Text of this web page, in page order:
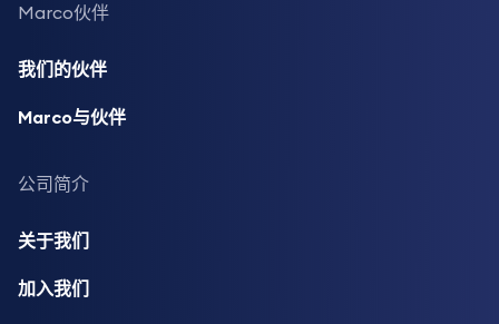
Marco伙伴
我们的伙伴
Marco与伙伴
公司简介
关于我们
加入我们